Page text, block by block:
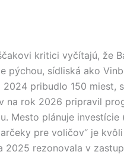
kritici vyčítajú, že
pýchou, sídliská ako
pribudlo 150 miest,
na rok 2026 pripravil
Mesto plánuje
pre voličov“ je
2025 rezonovala v